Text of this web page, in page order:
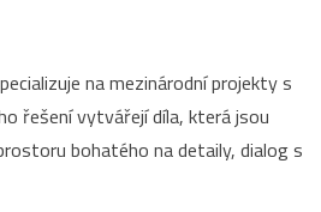
na mezinárodní projekty s
řešení vytvářejí díla, která jsou
bohatého na detaily, dialog s